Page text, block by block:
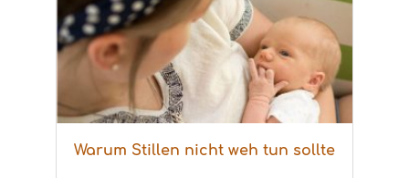
Warum Stillen nicht weh tun sollte